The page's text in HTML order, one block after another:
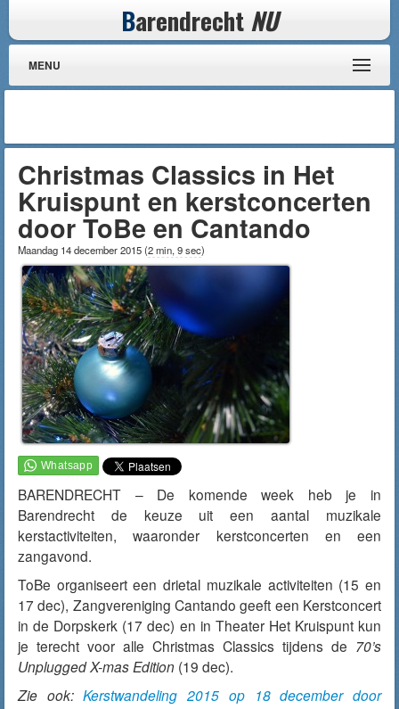
Barendrecht NU
MENU
Christmas Classics in Het
Kruispunt en kerstconcerten
door ToBe en Cantando
Maandag 14 december 2015(2 min, 9 sec)
BARENDRECHT – De komende week heb je in
Barendrecht de keuze uit een aantal muzikale
kerstactiviteiten, waaronder kerstconcerten en een
zangavond.
ToBe organiseert een drietal muzikale activiteiten (15 en
17 dec), Zangvereniging Cantando geeft een Kerstconcert
in de Dorpskerk (17 dec) en in Theater Het Kruispunt kun
je terecht voor alle Christmas Classics tijdens de 70’s
Unplugged X-mas Edition (19 dec).
Zie ook:Kerstwandeling 2015 op 18 december door